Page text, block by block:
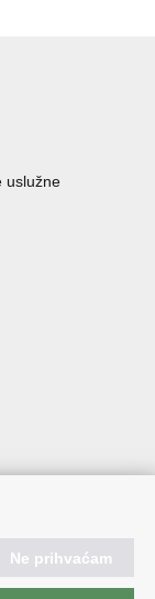
uslužne
Ne prihvaćam